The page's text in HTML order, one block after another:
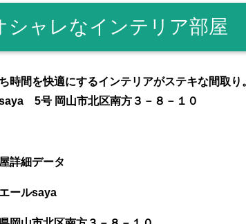
b
o
o
k
h
at
bl
r
e
シャレなインテリア部屋
時間を快適にするインテリアがステキな間取
5号 岡山市北区南方３－８－１０
詳細データ
ールsaya